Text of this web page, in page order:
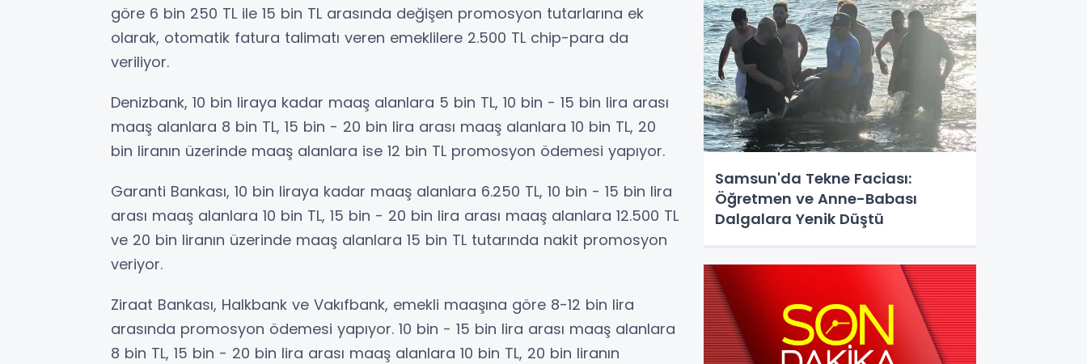
göre 6 bin 250 TL ile 15 bin TL arasında değişen promosyon tutarlarına ek
olarak, otomatik fatura talimatı veren emeklilere 2.500 TL chip-para da
veriliyor.
Denizbank, 10 bin liraya kadar maaş alanlara 5 bin TL, 10 bin - 15 bin lira arası
maaş alanlara 8 bin TL, 15 bin - 20 bin lira arası maaş alanlara 10 bin TL, 20
bin liranın üzerinde maaş alanlara ise 12 bin TL promosyon ödemesi yapıyor.
Garanti Bankası, 10 bin liraya kadar maaş alanlara 6.250 TL, 10 bin - 15 bin lira
arası maaş alanlara 10 bin TL, 15 bin - 20 bin lira arası maaş alanlara 12.500 TL
ve 20 bin liranın üzerinde maaş alanlara 15 bin TL tutarında nakit promosyon
veriyor.
Ziraat Bankası, Halkbank ve Vakıfbank, emekli maaşına göre 8-12 bin lira
arasında promosyon ödemesi yapıyor. 10 bin - 15 bin lira arası maaş alanlara
8 bin TL, 15 bin - 20 bin lira arası maaş alanlara 10 bin TL, 20 bin liranın
Samsun'da Tekne Faciası:
Öğretmen ve Anne-Babası
Dalgalara Yenik Düştü